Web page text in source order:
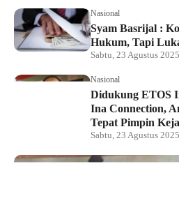
Nasional
Syam Basrijal :
Hukum, Tapi
Sabtu, 23 Agustus 2025
Nasional
Didukung ETOS
Ina Connection,
Tepat Pimpin
Sabtu, 23 Agustus 2025